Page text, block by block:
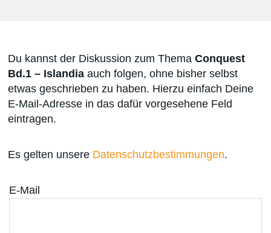
Du kannst der Diskussion zum ThemaConquest
Bd.1 – Islandia auch folgen, ohne bisher selbst
etwas geschrieben zu haben. Hierzu einfach Deine
E-Mail-Adresse in das dafür vorgesehene Feld
eintragen.
Es gelten unsere Datenschutzbestimmungen.
E-Mail